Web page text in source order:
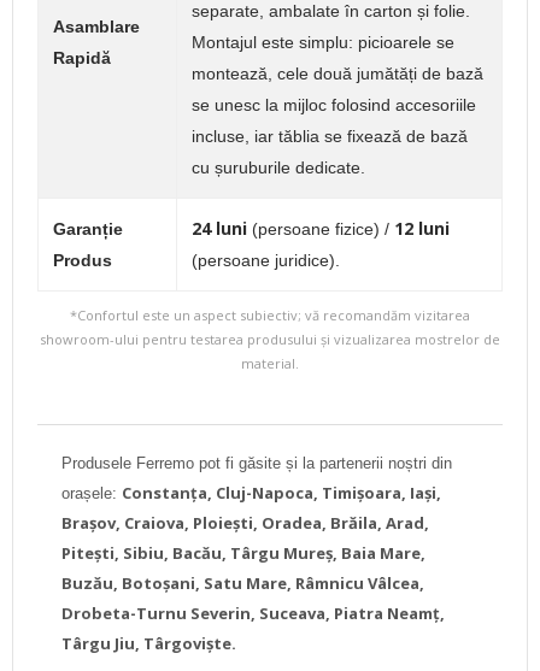
Asamblare
Rapidă
separate, ambalate în carton și folie.
Montajul este simplu: picioarele se
montează, cele două jumătăți de bază
se unesc la mijloc folosind accesoriile
incluse, iar tăblia se fixează de bază
cu șuruburile dedicate.
Garanție
Produs
24 luni (persoane fizice) / 12 luni
(persoane juridice).
*Confortul este un aspect subiectiv; vă recomandăm vizitarea
showroom-ului pentru testarea produsului și vizualizarea mostrelor de
material.
Produsele Ferremo pot fi găsite și la partenerii noștri din
orașele: Constanța, Cluj-Napoca, Timișoara, Iași,
Brașov, Craiova, Ploiești, Oradea, Brăila, Arad,
Pitești, Sibiu, Bacău, Târgu Mureș, Baia Mare,
Buzău, Botoșani, Satu Mare, Râmnicu Vâlcea,
Drobeta-Turnu Severin, Suceava, Piatra Neamț,
Târgu Jiu, Târgoviște.